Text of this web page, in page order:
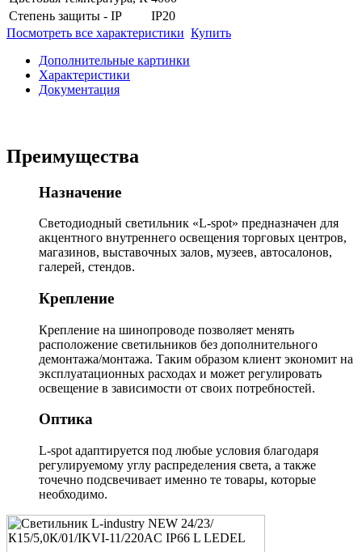
Степень защиты - IP
IP20
Посмотреть все характеристики Купить
Дополнительные картинки
Характеристики
Документация
Преимущества
Назначение
Светодиодный светильник «L-spot» предназначен для
акцентного внутреннего освещения торговых центров,
магазинов, выставочных залов, музеев, автосалонов,
галерей, стендов.
Крепление
Крепление на шинопроводе позволяет менять
расположение светильников без дополнительного
демонтажа/монтажа. Таким образом клиент экономит на
эксплуатационных расходах и может регулировать
освещение в зависимости от своих потребностей.
Оптика
L-spot адаптируется под любые условия благодаря
регулируемому углу распределения света, а также
точечно подсвечивает именно те товары, которые
необходимо.